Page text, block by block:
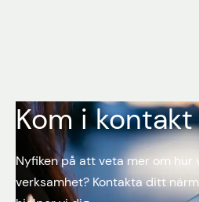
Kom i
Nyfiken på att veta mer om hur
verksamhet? Kontakta ditt